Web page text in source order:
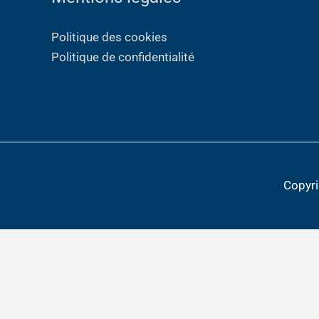
Politique des cookies
Politique de confidentialité